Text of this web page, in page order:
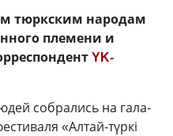
тюркским народам
племени и
YK-
собрались на гала-
«Алтай-түркі